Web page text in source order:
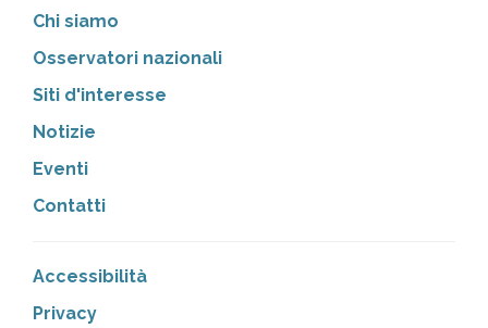
Chi siamo
Osservatori nazionali
Siti d'interesse
Notizie
Eventi
Contatti
Accessibilità
Privacy